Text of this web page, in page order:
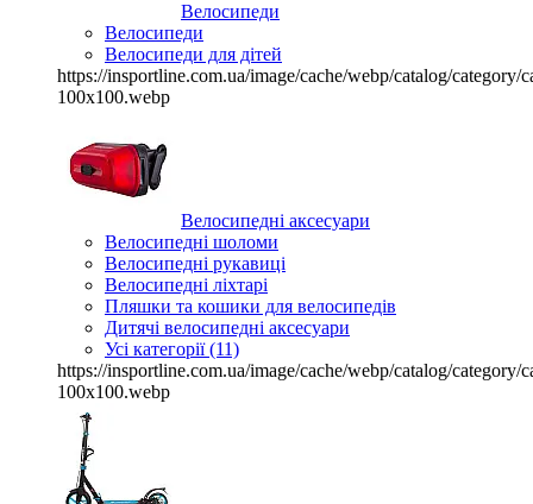
Велосипеди
Велосипеди
Велосипеди для дітей
https://insportline.com.ua/image/cache/webp/catalog/category/
100x100.webp
Велосипедні аксесуари
Велосипедні шоломи
Велосипедні рукавиці
Велосипедні ліхтарі
Пляшки та кошики для велосипедів
Дитячі велосипедні аксесуари
Усі категорії (11)
https://insportline.com.ua/image/cache/webp/catalog/category/
100x100.webp